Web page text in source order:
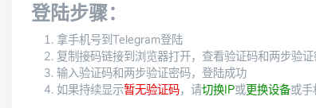
登陆步骤：
拿手机号到Telegram登陆
复制接码链接到浏览器打开，查看验证码和两步验
输入验证码和两步验证密码，登陆成功
如果持续显示暂无验证码，请切换IP或更换设备或